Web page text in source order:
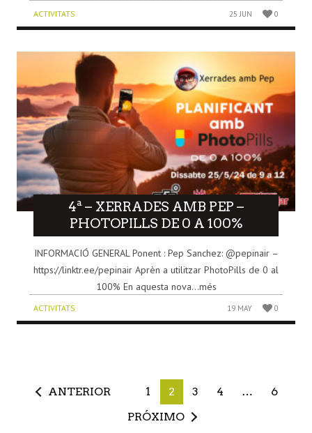
ACTIVITATS 25 JUN 0
4ª – XERRADES AMB PEP –
PHOTOPILLS DE 0 A 100%
INFORMACIÓ GENERAL Ponent : Pep Sanchez: @pepinair –
https://linktr.ee/pepinair Aprèn a utilitzar PhotoPills de 0 al
100% En aquesta nova...més
ACTIVITATS 19 MAY 0
ANTERIOR 1 2 3 4 …
6
PRÓXIMO